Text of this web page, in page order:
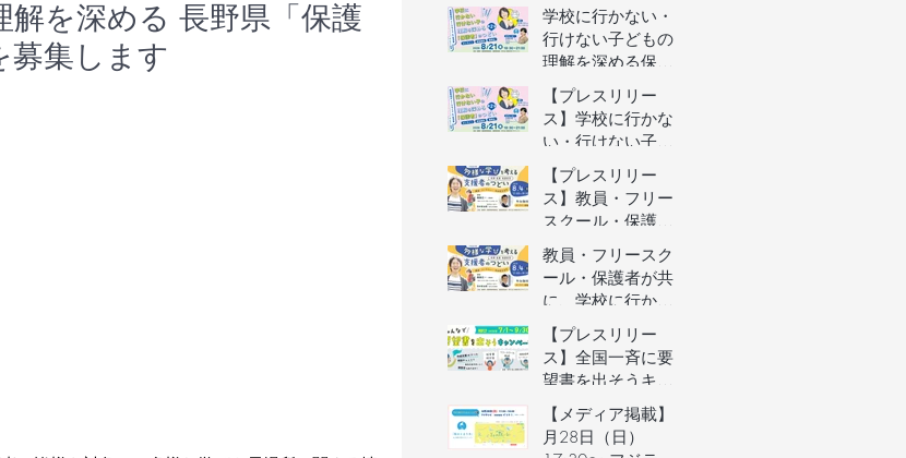
を深める 長野県「保護
募集します
学校に行かない・
行けない子どもの
理解を深める保護
者向けオンライン
イベントの参加者
を募集します（長
【プレスリリー
ス】学校に行かな
い・行けない子ど
もの理解を深める
保護者向けオンラ
インイベントを開
【プレスリリー
ス】教員・フリー
スクール・保護者
が共に、学校に行
かない・行けない
子どもの気持ちを
ンイベントを開催
教員・フリースク
ール・保護者が共
に、学校に行かな
い・行けない子ど
もの気持ちを理解
するオンラインイ
募集します（長野
県主催）
【プレスリリー
ス】全国一斉に要
望書を出そうキャ
ンペーン／自治体
予算要望支援AIの
利用権つき！／不
【メディア掲載】6
月28日（日）